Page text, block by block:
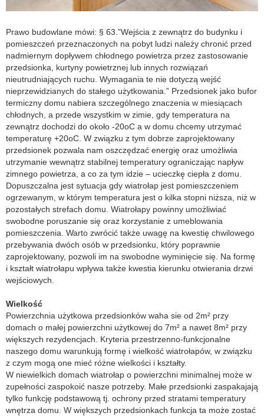
Prawo budowlane mówi: § 63.”Wejścia z zewnątrz do budynku i
pomieszczeń przeznaczonych na pobyt ludzi należy chronić przed
nadmiernym dopływem chłodnego powietrza przez zastosowanie
przedsionka, kurtyny powietrznej lub innych rozwiązań
nieutrudniających ruchu. Wymagania te nie dotyczą wejść
nieprzewidzianych do stałego użytkowania.” Przedsionek jako bufor
termiczny domu nabiera szczególnego znaczenia w miesiącach
chłodnych, a przede wszystkim w zimie, gdy temperatura na
zewnątrz dochodzi do około -20oC a w domu chcemy utrzymać
temperaturę +20oC. W związku z tym dobrze zaprojektowany
przedsionek pozwala nam oszczędzać energię oraz umożliwia
utrzymanie wewnątrz stabilnej temperatury ograniczając napływ
zimnego powietrza, a co za tym idzie – ucieczkę ciepła z domu.
Dopuszczalna jest sytuacja gdy wiatrołap jest pomieszczeniem
ogrzewanym, w którym temperatura jest o kilka stopni niższa, niż w
pozostałych strefach domu. Wiatrołapy powinny umożliwiać
swobodne poruszanie się oraz korzystanie z umeblowania
pomieszczenia. Warto zwrócić także uwagę na kwestię chwilowego
przebywania dwóch osób w przedsionku, który poprawnie
zaprojektowany, pozwoli im na swobodne wyminięcie się. Na formę
i kształt wiatrołapu wpływa także kwestia kierunku otwierania drzwi
wejściowych.
Wielkość
Powierzchnia użytkowa przedsionków waha sie od 2m² przy
domach o małej powierzchni użytkowej do 7m² a nawet 8m² przy
większych rezydencjach. Kryteria przestrzenno-funkcjonalne
naszego domu warunkują formę i wielkość wiatrołapów, w związku
z czym mogą one mieć różne wielkości i kształty.
W niewielkich domach wiatrołap o powierzchni minimalnej może w
zupełności zaspokoić nasze potrzeby. Małe przedsionki zaspakajają
tylko funkcję podstawową tj. ochrony przed stratami temperatury
wnętrza domu. W większych przedsionkach funkcja ta może zostać